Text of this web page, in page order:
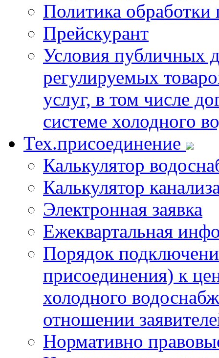
Политика
Прейскурант
Условия публичных
регулируемых
услуг, в том числе
системе холодного
Тех.присоединение
Калькулятор
Калькулятор
Электронная заявка
Ежеквартальная
Порядок
присоединения) к
холодного
отношении
Нормативно